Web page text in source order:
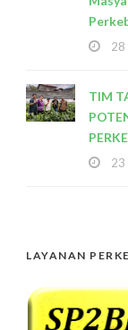
28
TIM
23
LAYANAN